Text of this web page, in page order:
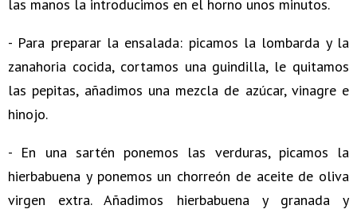
las manos la introducimos en el horno unos minutos.
- Para preparar la ensalada: picamos la lombarda y la
zanahoria cocida, cortamos una guindilla, le quitamos
las pepitas, añadimos una mezcla de azúcar, vinagre e
hinojo.
- En una sartén ponemos las verduras, picamos la
hierbabuena y ponemos un chorreón de aceite de oliva
virgen extra. Añadimos hierbabuena y granada y